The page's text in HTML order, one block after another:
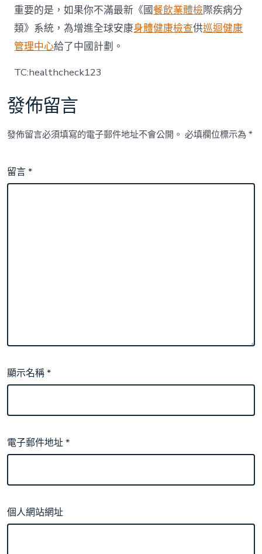
重要的是，如果你不滿最新《國餐飲業體檢際疾病分
類》系統，為增進全球安康身體健康檢查供巡迴健康
管理中心給了中國計劃。
TC:healthcheck123
發佈留言
發佈留言必須填寫的電子郵件地址不會公開。 必填欄位標示為*
留言*
顯示名稱*
電子郵件地址*
個人網站網址